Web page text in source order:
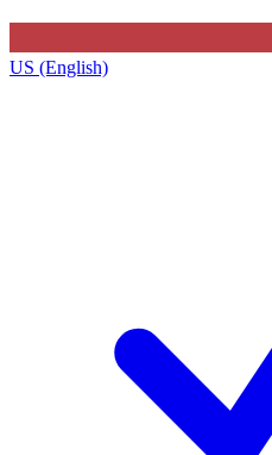
US (English)